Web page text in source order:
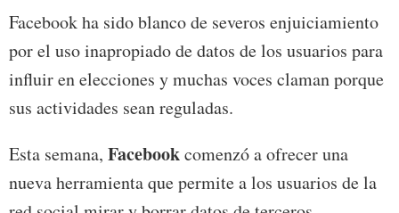
Facebook ha sido blanco de severos enjuiciamiento
por el uso inapropiado de datos de los usuarios para
influir en elecciones y muchas voces claman porque
sus actividades sean reguladas.
Esta semana, Facebookcomenzó a ofrecer una
nueva herramienta que permite a los usuarios de la